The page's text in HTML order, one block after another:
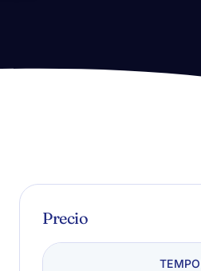
Precio